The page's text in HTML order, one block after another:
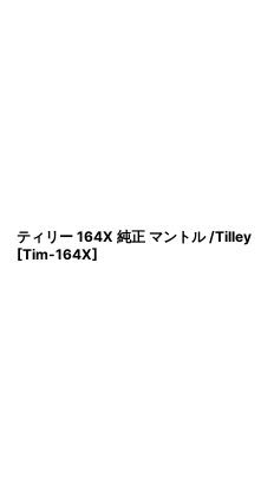
ティリー 164X 純正 マントル /Tilley
[Tim-164X]